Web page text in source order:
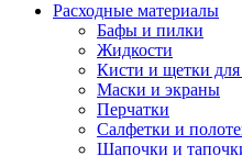
Расходные материалы
Бафы и пилки
Жидкости
Кисти и щетки
Маски и экраны
Перчатки
Салфетки и
Шапочки и